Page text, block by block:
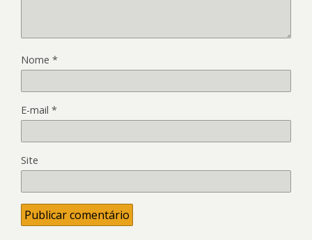
Nome *
E-mail *
Site